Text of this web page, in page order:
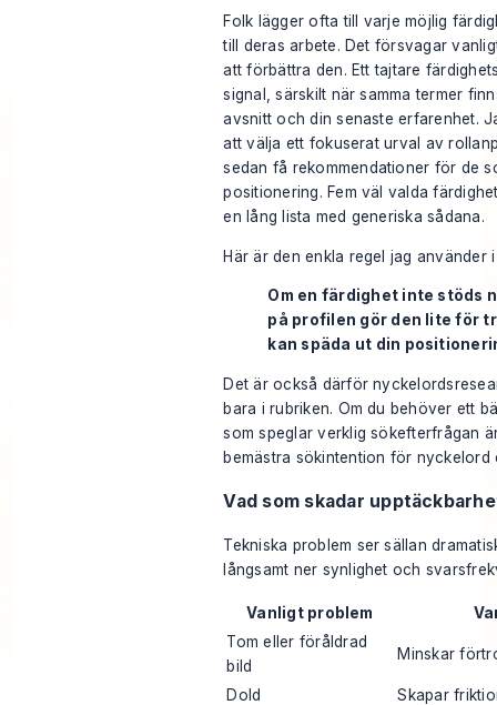
Folk lägger ofta till varje möjlig
till deras arbete. Det försvagar
att förbättra den. Ett tajtare
signal, särskilt när samma termer
avsnitt och din senaste erfarenhet.
att välja ett fokuserat urval av
sedan få rekommendationer för de
positionering. Fem väl valda
en lång lista med generiska sådana.
Här är den enkla regel jag använder
Om en färdighet inte stöds
på profilen gör den lite för
kan späda ut din
Det är också därför
bara i rubriken. Om du behöver ett
som speglar verklig sökefterfrågan
bemästra sökintention för nyckelord
Vad som skadar
Tekniska problem ser sällan
långsamt ner synlighet och
Vanligt problem
Tom eller föråldrad
bild
Minskar
Dold
Skapar